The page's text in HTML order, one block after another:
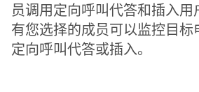
员调用定向呼叫代答和插入用
有您选择的成员可以监控目标
定向呼叫代答或插入。